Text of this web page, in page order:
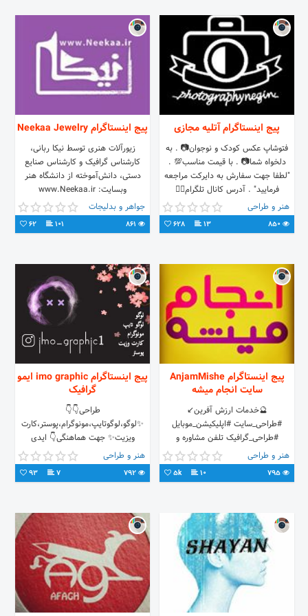
پیج اینستاگرام آتلیه مجازی
فتوشاپ عکس کودک و نوجوان📷 . به
دلخواه شما📷 . با قیمت مناسب💯 .
"لطفا جهت سفارش به دایرکت مراجعه
فرمایید" . آدرس کانال تلگرام👇🏻
هنر و طراحی
13
628
پیج اینستاگرام Neekaa Jewelry
زیورآلات هنری توسط نیکا ربانی،
کارشناس گرافیک و کارشناس صنایع
دستی، دانش‌آموخته از دانشگاه هنر
وبسایت: www.Neekaa.ir
جواهر و بدلیجات
101
62
پیج اینستاگرام AnjamMishe
سایت انجام میشه
🔮خدمات ارزش آفرین↙
#طراحی_سایت #اپلیکیشن_موبایل
#طراحی_گرافیک تلفن مشاوره و
سفارش: 09130861680 آدرس سایت:↙
هنر و طراحی
10
5k
پیج اینستاگرام imo graphic ایمو
گرافیک
طراحی👇👇
✨لوگو،لوگوتایپ،مونوگرام،پوستر،کارت
ویزیت✨ جهت هماهنگی👇 ایدی
روبیکا:@imo_graphic ایدی
تلگرام:@imo_graphic پیج
اینستا:@imo_graphic1 کانال روبیکا و
هنر و طراحی
7
93